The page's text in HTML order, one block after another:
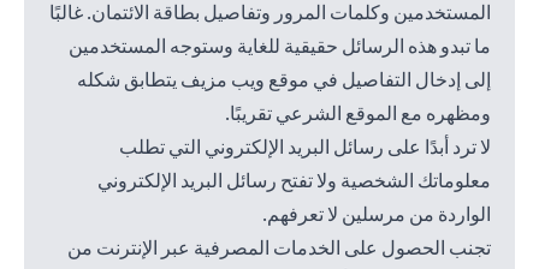
المستخدمين وكلمات المرور وتفاصيل بطاقة الائتمان. غالبًا
ما تبدو هذه الرسائل حقيقية للغاية وستوجه المستخدمين
إلى إدخال التفاصيل في موقع ويب مزيف يتطابق شكله
ومظهره مع الموقع الشرعي تقريبًا.
لا ترد أبدًا على رسائل البريد الإلكتروني التي تطلب
معلوماتك الشخصية ولا تفتح رسائل البريد الإلكتروني
الواردة من مرسلين لا تعرفهم.
تجنب الحصول على الخدمات المصرفية عبر الإنترنت من